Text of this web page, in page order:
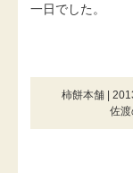
一日でした。
柿餅本舗 |
佐